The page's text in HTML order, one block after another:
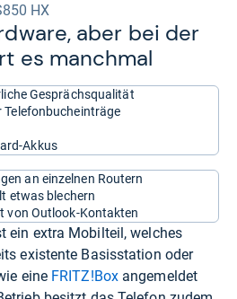
HX
aber bei der
es manch­mal
Gesprächsqualität
Telefonbucheinträge
Akkus
an einzelnen Routern
etwas blechern
von Outlook-Kontakten
ein extra Mobilteil, welches
existente Basisstation oder
eine FRITZ!Boxangemeldet